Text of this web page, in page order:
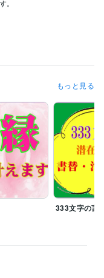
もっと見る
333文字の言